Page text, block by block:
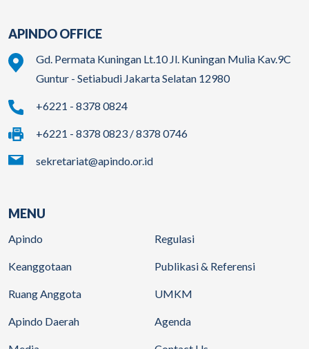
APINDO OFFICE
Gd. Permata Kuningan Lt.10 Jl. Kuningan Mulia Kav.9C
Guntur - Setiabudi Jakarta Selatan 12980
+6221 - 8378 0824
+6221 - 8378 0823 / 8378 0746
sekretariat@apindo.or.id
MENU
Apindo
Keanggotaan
Ruang Anggota
Apindo Daerah
Regulasi
Publikasi & Referensi
UMKM
Agenda